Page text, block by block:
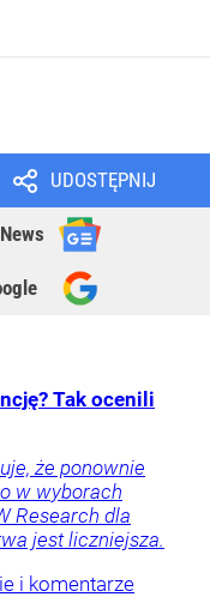
UDOSTĘPNIJ
Tak ocenili
że ponownie
w wyborach
Research dla
jest liczniejsza.
i komentarze